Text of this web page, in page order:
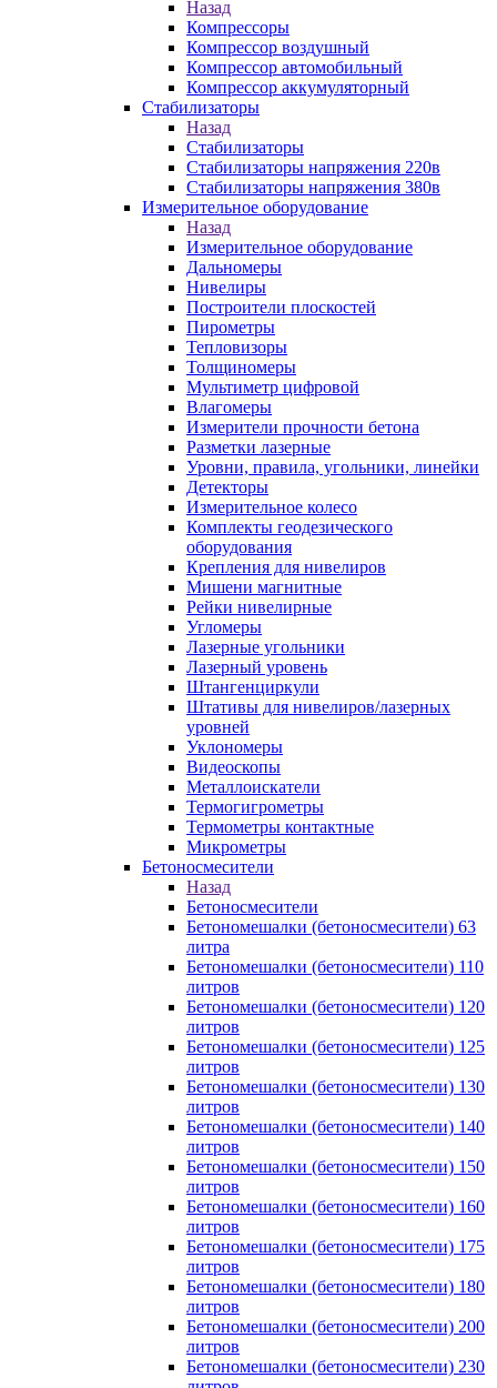
Назад
Компрессоры
Компрессор воздушный
Компрессор автомобильный
Компрессор аккумуляторный
Стабилизаторы
Назад
Стабилизаторы
Стабилизаторы напряжения 220в
Стабилизаторы напряжения 380в
Измерительное оборудование
Назад
Измерительное оборудование
Дальномеры
Нивелиры
Построители плоскостей
Пирометры
Тепловизоры
Толщиномеры
Мультиметр цифровой
Влагомеры
Измерители прочности бетона
Разметки лазерные
Уровни, правила, угольники, линейки
Детекторы
Измерительное колесо
Комплекты геодезического
оборудования
Крепления для нивелиров
Мишени магнитные
Рейки нивелирные
Угломеры
Лазерные угольники
Лазерный уровень
Штангенциркули
Штативы для нивелиров/лазерных
уровней
Уклономеры
Видеоскопы
Металлоискатели
Термогигрометры
Термометры контактные
Микрометры
Бетоносмесители
Назад
Бетоносмесители
Бетономешалки (бетоносмесители) 63
литра
Бетономешалки (бетоносмесители) 110
литров
Бетономешалки (бетоносмесители) 120
литров
Бетономешалки (бетоносмесители) 125
литров
Бетономешалки (бетоносмесители) 130
литров
Бетономешалки (бетоносмесители) 140
литров
Бетономешалки (бетоносмесители) 150
литров
Бетономешалки (бетоносмесители) 160
литров
Бетономешалки (бетоносмесители) 175
литров
Бетономешалки (бетоносмесители) 180
литров
Бетономешалки (бетоносмесители) 200
литров
Бетономешалки (бетоносмесители) 230